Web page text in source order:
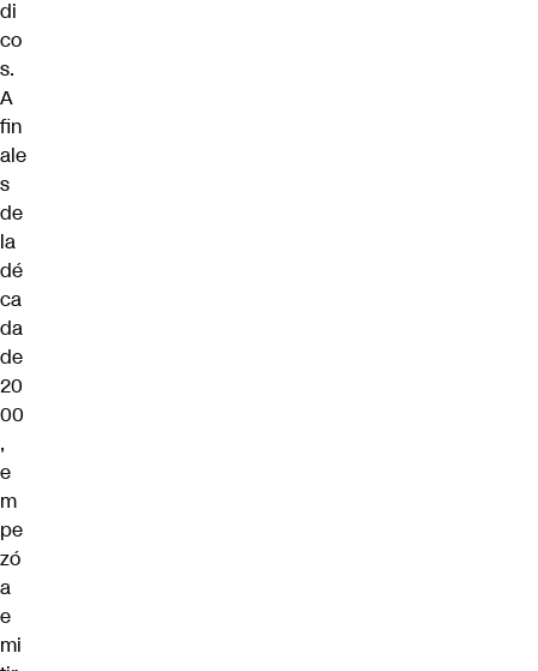
di
co
s.
A
fin
ale
s
de
la
dé
ca
da
de
20
00
,
e
m
pe
zó
a
e
mi